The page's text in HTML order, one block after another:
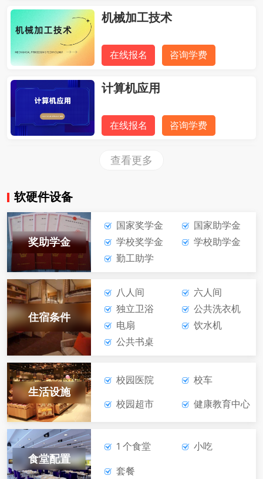
机械加工技术
在线报名 咨询学费
计算机应用
在线报名 咨询学费
汽车运用与维修
电子电器应用与维修
在线报名
工业机器人技术应用
在线报名
在线报名 咨询学费
旅游服务与管理
在线报名
查看更多
软硬件设备
奖助学金
国家奖学金
国家助学金
学校奖学金
学校助学金
勤工助学
住宿条件
八人间
六人间
独立卫浴
公共洗衣机
电扇
饮水机
公共书桌
生活设施
校园医院 校车
校园超市 健康教育中心
食堂配置
1 个食堂 小吃
套餐